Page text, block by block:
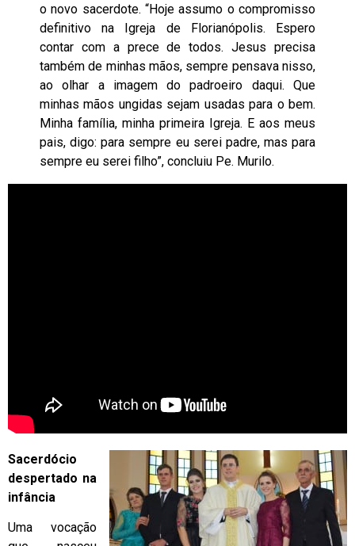
o novo sacerdote. “Hoje assumo o compromisso
definitivo na Igreja de Florianópolis. Espero
contar com a prece de todos. Jesus precisa
também de minhas mãos, sempre pensava nisso,
ao olhar a imagem do padroeiro daqui. Que
minhas mãos ungidas sejam usadas para o bem.
Minha família, minha primeira Igreja. E aos meus
pais, digo: para sempre eu serei padre, mas para
sempre eu serei filho”, concluiu Pe. Murilo.
Sacerdócio
despertado na
infância
Uma vocação